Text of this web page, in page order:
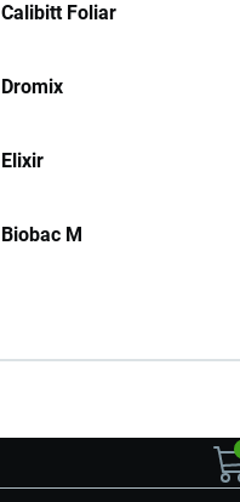
Calibitt Foliar
Dromix
Elixir
Biobac M